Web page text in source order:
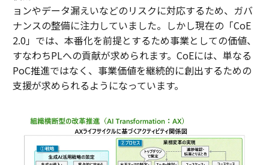
ョンやデータ漏えいなどのリスクに対応するため、ガバ
ナンスの整備に注力していました。しかし現在の「CoE
2.0」では、本番化を前提とするため事業としての価値、
すなわちPLへの貢献が求められます。CoEには、単なる
PoC推進ではなく、事業価値を継続的に創出するための
支援が求められるようになっています。